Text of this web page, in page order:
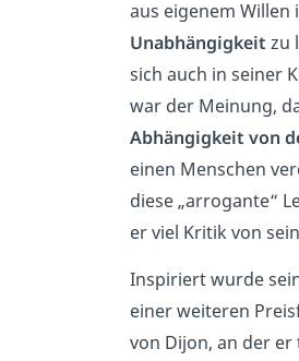
aus eigenem Willen
Unabhängigkeit zu
sich auch in seiner
war der Meinung,
Abhängigkeit von
einen Menschen
diese „arrogante“
er viel Kritik von
Inspiriert wurde
einer weiteren
von Dijon, an der er